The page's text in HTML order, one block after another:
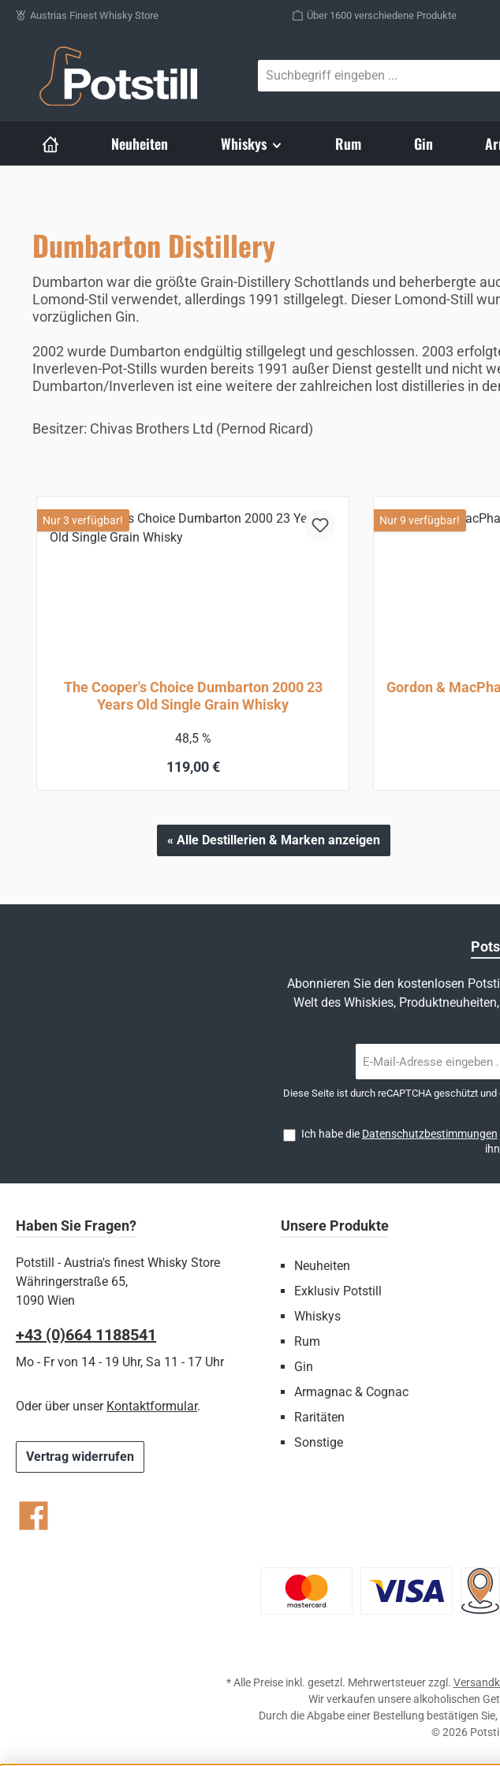
Zum Hauptinhalt springen
Austrias Finest Whisky Store Über 1600 verschiedene Produkte
Neuheiten Whiskys Rum Gin
Dumbarton Distillery
Dumbarton war die größte Grain-Distillery Schottlands und beherbergte
Lomond-Stil verwendet, allerdings 1991 stillgelegt. Dieser Lomond-Still
vorzüglichen Gin.
2002 wurde Dumbarton endgültig stillgelegt und geschlossen. 2003
Inverleven-Pot-Stills wurden bereits 1991 außer Dienst gestellt und nicht
Dumbarton/Inverleven ist eine weitere der zahlreichen lost distilleries in
Besitzer: Chivas Brothers Ltd (Pernod Ricard)
Nur 3 verfügbar!
The Cooper's Choice Dumbarton 2000 23
Years Old Single Grain Whisky
48,5 %
Regulärer Preis:
119,00 €
Nur 9 verfügbar!
Gordon &
« Alle Destillerien & Marken anzeigen
Abonnieren Sie den kostenlosen
Welt des Whiskies,
Mail-
Diese Seite ist durch reCAPTCHA geschützt
Ich habe die Datenschutzbestimmungen
Haben Sie Fragen?
Potstill - Austria's finest Whisky Store
Währingerstraße 65,
1090 Wien
+43 (0)664 1188541‬
Mo - Fr von 14 - 19 Uhr, Sa 11 - 17 Uhr
Oder über unser Kontaktformular.
Vertrag widerrufen
Facebook
Unsere Produkte
Neuheiten
Exklusiv Potstill
Whiskys
Rum
Gin
Armagnac & Cognac
Raritäten
Sonstige
* Alle Preise inkl. gesetzl. Mehrwertsteuer zzgl.
Wir verkaufen unsere alkoholischen
Durch die Abgabe einer Bestellung bestätigen
© 2026